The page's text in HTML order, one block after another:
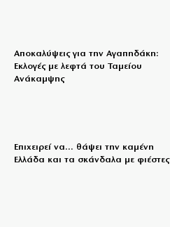
Αποκαλύψεις για την Αγαπηδάκη:
Εκλογές με λεφτά του Ταμείου
Ανάκαμψης
Επιχειρεί να… θάψει την καμένη
Ελλάδα και τα σκάνδαλα με φιέστες